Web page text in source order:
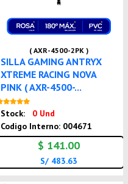
( AXR-4500-2PK )
SILLA GAMING ANTRYX
XTREME RACING NOVA
PINK ( AXR-4500-...
Stock:
0 Und
Codigo Interno: 004671
$ 141.00
S/ 483.63